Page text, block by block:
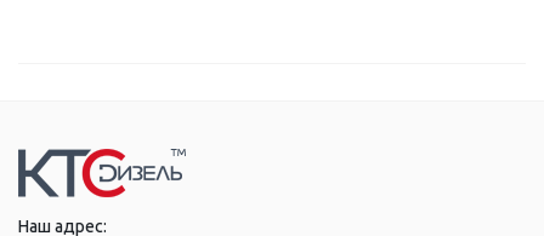
Наш адрес: